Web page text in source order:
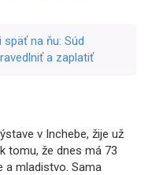
späť na ňu: Súd
a zaplatiť
v Inchebe, žije už
tomu, že dnes má 73
a mladistvo. Sama